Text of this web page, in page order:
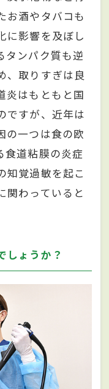
お酒やタバコも
に影響を及ぼし
タンパク質も逆
、取りすぎは良
炎はもともと国
ですが、近年は
の一つは食の欧
食道粘膜の炎症
知覚過敏を起こ
関わっていると
しょうか？